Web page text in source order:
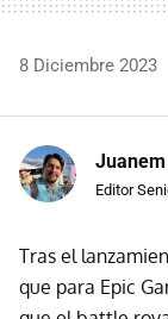
8 Diciembre 2023
Editor
Tras el
que para Epic